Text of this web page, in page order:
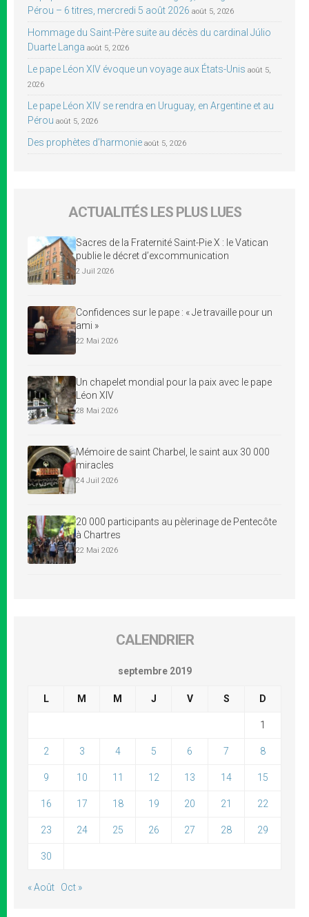
Pérou – 6 titres, mercredi 5 août 2026 août 5, 2026
Hommage du Saint-Père suite au décès du cardinal Júlio
Duarte Langa août 5, 2026
Le pape Léon XIV évoque un voyage aux États-Unis août 5,
2026
Le pape Léon XIV se rendra en Uruguay, en Argentine et au
Pérou août 5, 2026
Des prophètes d’harmonie août 5, 2026
ACTUALITÉS LES PLUS LUES
Sacres de la Fraternité Saint-Pie X : le Vatican
publie le décret d’excommunication
2 Juil 2026
Confidences sur le pape : « Je travaille pour un
ami »
22 Mai 2026
Un chapelet mondial pour la paix avec le pape
Léon XIV
28 Mai 2026
Mémoire de saint Charbel, le saint aux 30 000
miracles
24 Juil 2026
20 000 participants au pèlerinage de Pentecôte
à Chartres
22 Mai 2026
CALENDRIER
septembre 2019
L M M J V S D
1
2 3 4 5 6 7 8
9 10 11 12 13 14 15
16 17 18 19 20 21 22
23 24 25 26 27 28 29
30
« Août Oct »